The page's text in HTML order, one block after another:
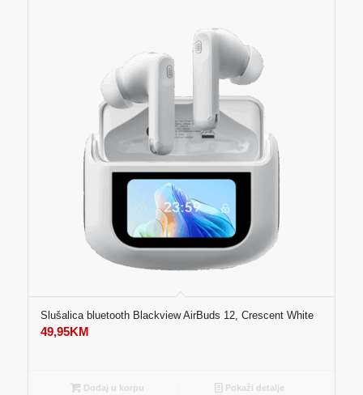
Slušalica bluetooth Blackview AirBuds 12, Crescent White
49,95KM
Dodaj u korpu Pokaži detalje